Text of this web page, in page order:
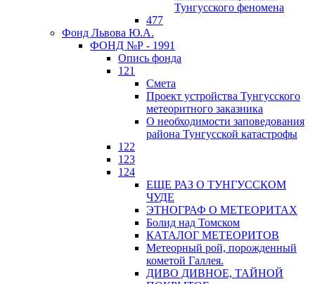
Тунгусского феномена
477
Фонд Львова Ю.А.
ФОНД №Р - 1991
Опись фонда
121
Смета
Проект устройства Тунгусского
метеоритного заказника
О необходимости заповедования
района Тунгусской катастрофы
122
123
124
ЕЩЕ РАЗ О ТУНГУССКОМ
ЧУДЕ
ЭТНОГРАФ О МЕТЕОРИТАХ
Болид над Томском
КАТАЛОГ МЕТЕОРИТОВ
Метеорный рой, порожденный
кометой Галлея.
ДИВО ДИВНОЕ, ТАЙНОЙ